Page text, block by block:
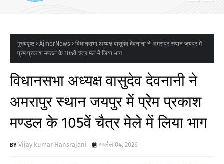
मुख्यपृष्ठ AjmerNews
विधानसभा अध्यक्ष वासुदेव देवनानी ने अमरापुर स्थान जयपुर में
प्रेम प्रकाश मण्डल के 105वें चैत्र मेले में लिया भाग
विधानसभा अध्यक्ष वासुदेव देवनानी ने
अमरापुर स्थान जयपुर में प्रेम प्रकाश
मण्डल के 105वें चैत्र मेले में लिया भाग
Vijay kumar Hansrajani अप्रैल 04, 2026